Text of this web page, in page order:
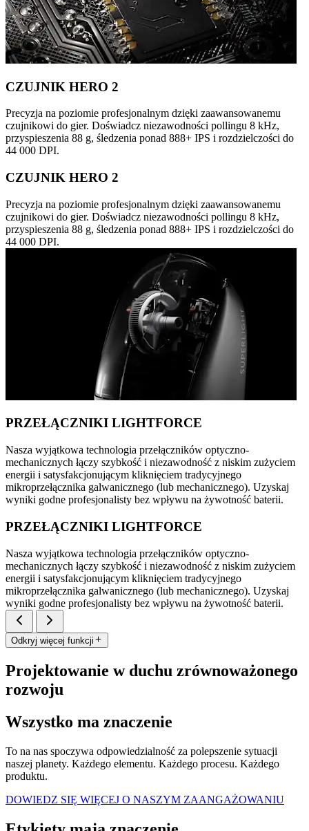
CZUJNIK HERO 2
Precyzja na poziomie profesjonalnym dzięki zaawansowanemu
czujnikowi do gier. Doświadcz niezawodności pollingu 8 kHz,
przyspieszenia 88 g, śledzenia ponad 888+ IPS i rozdzielczości do
44 000 DPI.
CZUJNIK HERO 2
Precyzja na poziomie profesjonalnym dzięki zaawansowanemu
czujnikowi do gier. Doświadcz niezawodności pollingu 8 kHz,
przyspieszenia 88 g, śledzenia ponad 888+ IPS i rozdzielczości do
44 000 DPI.
PRZEŁĄCZNIKI LIGHTFORCE
Nasza wyjątkowa technologia przełączników optyczno-
mechanicznych łączy szybkość i niezawodność z niskim zużyciem
energii i satysfakcjonującym kliknięciem tradycyjnego
mikroprzełącznika galwanicznego (lub mechanicznego). Uzyskaj
wyniki godne profesjonalisty bez wpływu na żywotność baterii.
PRZEŁĄCZNIKI LIGHTFORCE
Nasza wyjątkowa technologia przełączników optyczno-
mechanicznych łączy szybkość i niezawodność z niskim zużyciem
energii i satysfakcjonującym kliknięciem tradycyjnego
mikroprzełącznika galwanicznego (lub mechanicznego). Uzyskaj
wyniki godne profesjonalisty bez wpływu na żywotność baterii.
Odkryj więcej funkcji
Projektowanie w duchu zrównoważonego
rozwoju
Wszystko ma znaczenie
To na nas spoczywa odpowiedzialność za polepszenie sytuacji
naszej planety. Każdego elementu. Każdego procesu. Każdego
produktu.
DOWIEDZ SIĘ WIĘCEJ O NASZYM ZAANGAŻOWANIU